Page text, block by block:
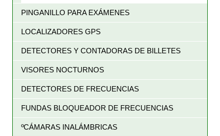
PINGANILLO PARA EXÁMENES
LOCALIZADORES GPS
DETECTORES Y CONTADORAS DE BILLETES
VISORES NOCTURNOS
DETECTORES DE FRECUENCIAS
FUNDAS BLOQUEADOR DE FRECUENCIAS
ºCÁMARAS INALÁMBRICAS